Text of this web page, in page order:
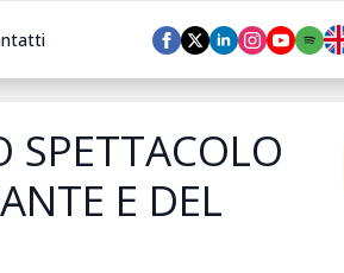
SPETTACOLO
E DEL